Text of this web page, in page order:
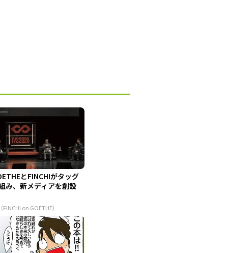
とFINCHIがタッグ
み、新メディアを創設
FINCHI on GOETHE）